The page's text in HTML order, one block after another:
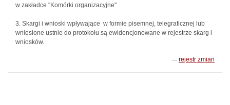
w zakładce "Komórki organizacyjne"
3. Skargi i wnioski wpływające w formie pisemnej, telegraficznej lub
wniesione ustnie do protokołu są ewidencjonowane w rejestrze skarg i
wniosków.
rejestr zmian